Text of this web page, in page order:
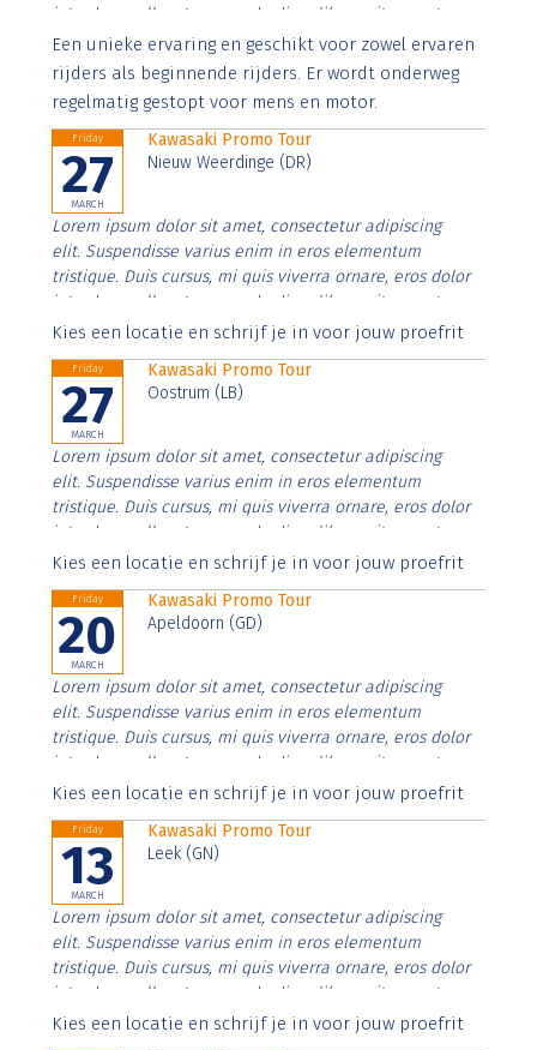
interdum nulla, ut commodo diam libero vitae erat.
Aenean faucibus nibh et justo cursus id rutrum lorem
imperdiet. Nunc ut sem vitae risus tristique posuere.
Een unieke ervaring en geschikt voor zowel ervaren
rijders als beginnende rijders. Er wordt onderweg
regelmatig gestopt voor mens en motor.
Friday
27
MARCH
Kawasaki Promo Tour
Nieuw Weerdinge (DR)
Lorem ipsum dolor sit amet, consectetur adipiscing
elit. Suspendisse varius enim in eros elementum
tristique. Duis cursus, mi quis viverra ornare, eros dolor
interdum nulla, ut commodo diam libero vitae erat.
Aenean faucibus nibh et justo cursus id rutrum lorem
Kies een locatie en schrijf je in voor jouw proefrit
Friday
27
MARCH
Kawasaki Promo Tour
Oostrum (LB)
Lorem ipsum dolor sit amet, consectetur adipiscing
elit. Suspendisse varius enim in eros elementum
tristique. Duis cursus, mi quis viverra ornare, eros dolor
interdum nulla, ut commodo diam libero vitae erat.
Aenean faucibus nibh et justo cursus id rutrum lorem
Kies een locatie en schrijf je in voor jouw proefrit
Friday
20
MARCH
Kawasaki Promo Tour
Apeldoorn (GD)
Lorem ipsum dolor sit amet, consectetur adipiscing
elit. Suspendisse varius enim in eros elementum
tristique. Duis cursus, mi quis viverra ornare, eros dolor
interdum nulla, ut commodo diam libero vitae erat.
Aenean faucibus nibh et justo cursus id rutrum lorem
Kies een locatie en schrijf je in voor jouw proefrit
Friday
13
MARCH
Kawasaki Promo Tour
Leek (GN)
Lorem ipsum dolor sit amet, consectetur adipiscing
elit. Suspendisse varius enim in eros elementum
tristique. Duis cursus, mi quis viverra ornare, eros dolor
interdum nulla, ut commodo diam libero vitae erat.
Aenean faucibus nibh et justo cursus id rutrum lorem
Kies een locatie en schrijf je in voor jouw proefrit